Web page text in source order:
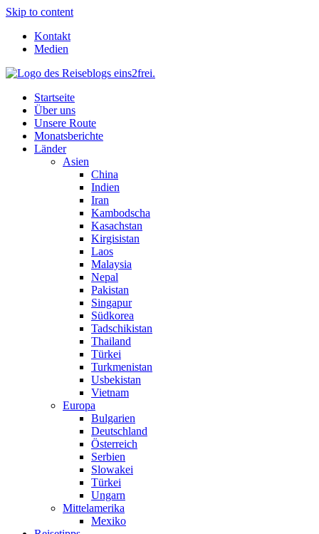
Skip to content
Kontakt
Medien
Startseite
Über uns
Unsere Route
Monatsberichte
Länder
Asien
China
Indien
Iran
Kambodscha
Kasachstan
Kirgisistan
Laos
Malaysia
Nepal
Pakistan
Singapur
Südkorea
Tadschikistan
Thailand
Türkei
Turkmenistan
Usbekistan
Vietnam
Europa
Bulgarien
Deutschland
Österreich
Serbien
Slowakei
Türkei
Ungarn
Mittelamerika
Mexiko